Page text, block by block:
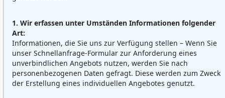
1. Wir erfassen unter Umständen Informationen folgender
Art:
Informationen, die Sie uns zur Verfügung stellen – Wenn Sie
unser Schnellanfrage-Formular zur Anforderung eines
unverbindlichen Angebots nutzen, werden Sie nach
personenbezogenen Daten gefragt. Diese werden zum Zweck
der Erstellung eines individuellen Angebotes genutzt.